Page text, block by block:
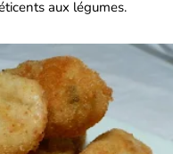
aux légumes.